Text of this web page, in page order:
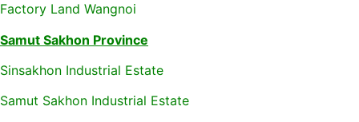
Factory Land Wangnoi
Samut Sakhon Province
Sinsakhon Industrial Estate
Samut Sakhon Industrial Estate